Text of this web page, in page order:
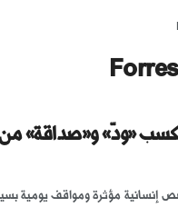
«ودّ» و«صداقة»
مؤثرة ومواقف يومية